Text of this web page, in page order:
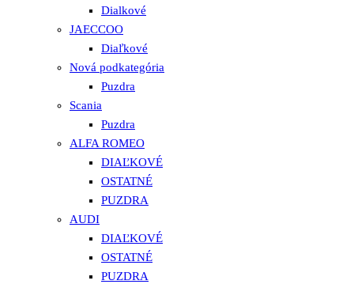
Dialkové
JAECCOO
Diaľkové
Nová podkategória
Puzdra
Scania
Puzdra
ALFA ROMEO
DIAĽKOVÉ
OSTATNÉ
PUZDRA
AUDI
DIAĽKOVÉ
OSTATNÉ
PUZDRA